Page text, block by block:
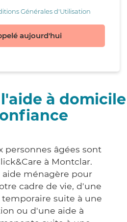
Générales d'Utilisation
aujourd'hui
à domicile
personnes âgées sont
à Montclar.
aide ménagère pour
cadre de vie, d'une
suite à une
ou d'une aide à